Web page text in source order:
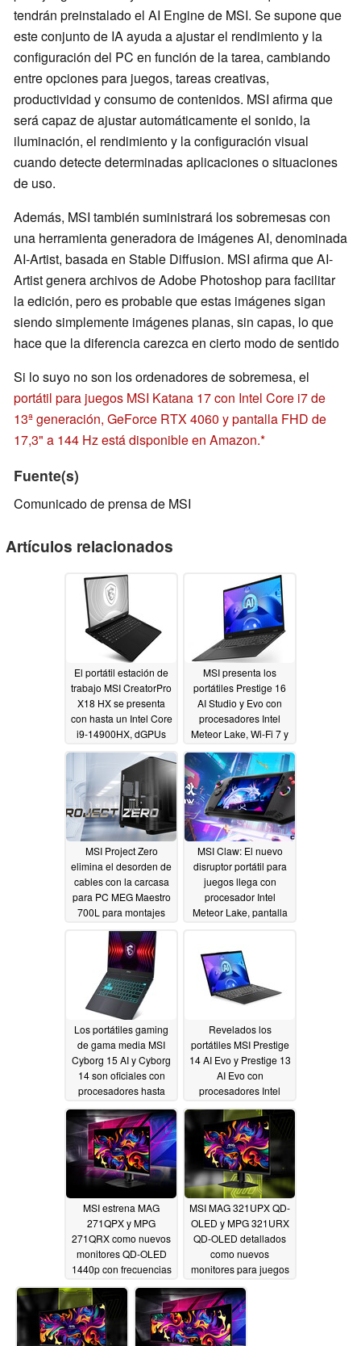
tendrán preinstalado el AI Engine de MSI. Se supone que
este conjunto de IA ayuda a ajustar el rendimiento y la
configuración del PC en función de la tarea, cambiando
entre opciones para juegos, tareas creativas,
productividad y consumo de contenidos. MSI afirma que
será capaz de ajustar automáticamente el sonido, la
iluminación, el rendimiento y la configuración visual
cuando detecte determinadas aplicaciones o situaciones
de uso.
Además, MSI también suministrará los sobremesas con
una herramienta generadora de imágenes AI, denominada
AI-Artist, basada en Stable Diffusion. MSI afirma que AI-
Artist genera archivos de Adobe Photoshop para facilitar
la edición, pero es probable que estas imágenes sigan
siendo simplemente imágenes planas, sin capas, lo que
hace que la diferencia carezca en cierto modo de sentido
Si lo suyo no son los ordenadores de sobremesa, el
portátil para juegos MSI Katana 17 con Intel Core i7 de
13ª generación, GeForce RTX 4060 y pantalla FHD de
17,3" a 144 Hz está disponible en Amazon.
Fuente(s)
Comunicado de prensa de MSI
Artículos relacionados
El portátil estación de
trabajo MSI CreatorPro
X18 HX se presenta
con hasta un Intel Core
i9-14900HX, dGPUs
profesionales Ada
Generation y pantalla
4K MiniLED01/09/2024
MSI presenta los
portátiles Prestige 16
AI Studio y Evo con
procesadores Intel
Meteor Lake, Wi-Fi 7 y
pantallas OLED de
hasta 4K+01/09/2024
MSI Project Zero
elimina el desorden de
cables con la carcasa
para PC MEG Maestro
700L para montajes
con refrigeración
líquida de circuito
personalizado01/09/2024
MSI Claw: El nuevo
disruptor portátil para
juegos llega con
procesador Intel
Meteor Lake, pantalla
01/09/2024
Los portátiles gaming
de gama media MSI
Cyborg 15 AI y Cyborg
14 son oficiales con
procesadores hasta
Meteor Lake y GPU
RTX 406001/09/2024
Revelados los
portátiles MSI Prestige
14 AI Evo y Prestige 13
AI Evo con
procesadores Intel
Core Ultra Meteor Lake
y multitud de puertos
01/09/2024
MSI estrena MAG
271QPX y MPG
271QRX como nuevos
monitores QD-OLED
1440p con frecuencias
de refresco de 360 Hz
01/09/2024
MSI MAG 321UPX QD-
OLED y MPG 321URX
QD-OLED detallados
como nuevos
monitores para juegos
con visuales 4K y 240
Hz01/09/2024